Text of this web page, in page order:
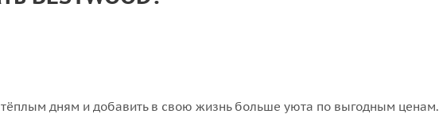
тёплым дням и добавить в свою жизнь больше уюта по выгодным ценам.